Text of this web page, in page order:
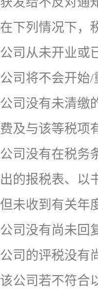
在下列情况下，
公司从未开业或
公司将不会开始/
公司没有未清缴
费及与该等税项
公司没有在税务
出的报税表、以
但未收到有关年
公司没有尚未回
公司的评税没有
该公司若不符合